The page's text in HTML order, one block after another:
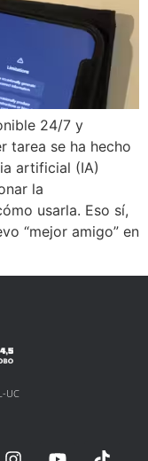
24/7 y
tarea se ha hecho
artificial (IA)
la
usarla. Eso sí,
“mejor amigo” en
UC